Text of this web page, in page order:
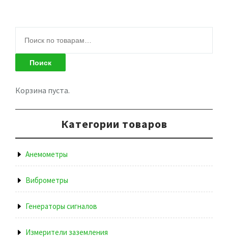
Поиск
Корзина пуста.
Категории товаров
Анемометры
Виброметры
Генераторы сигналов
Измерители заземления